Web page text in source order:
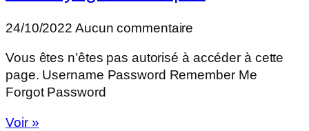
24/10/2022 Aucun commentaire
Vous êtes n’êtes pas autorisé à accéder à cette
page. Username Password Remember Me
Forgot Password
Voir »